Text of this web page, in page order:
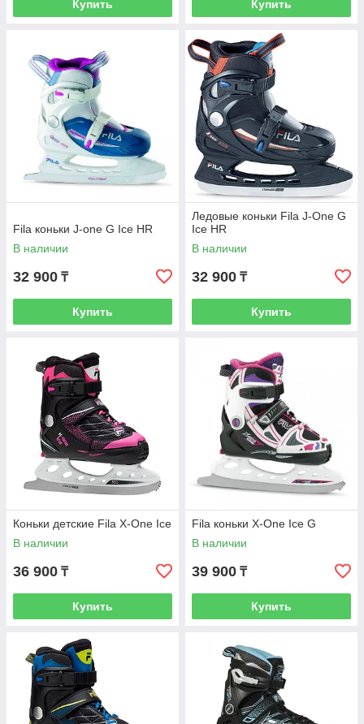
Купить Купить
Fila коньки J-one G Ice HR
В наличии
32 900 ₸
Купить
Ледовые коньки Fila J-One G
Ice HR
В наличии
32 900 ₸
Купить
Коньки детские Fila X-One Ice
В наличии
36 900 ₸
Купить
Fila коньки X-One Ice G
В наличии
39 900 ₸
Купить